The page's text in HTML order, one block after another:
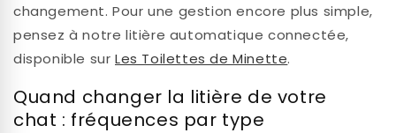
changement. Pour une gestion encore plus simple,
pensez à notre litière automatique connectée,
disponible sur Les Toilettes de Minette.
Quand changer la litière de votre
chat : fréquences par type